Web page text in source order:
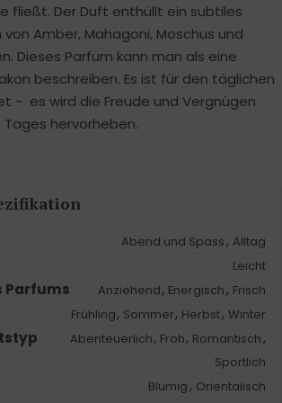
fließt. Der Duft enthüllt ein subtiles
von Amber, Mahagoni, Moschus und
Dieses Parfum kann man als eine
beschreiben. Es ist für den täglichen
- es wird die Freude und Vergnügen
hervorheben.
Abend und Spass , Alltag
Leicht
Parfums Anziehend, Energisch , Frisch
Frühling, Sommer, Herbst, Winter
Abenteuerlich, Froh, Romantisch ,
Sportlich
Blumig , Orientalisch